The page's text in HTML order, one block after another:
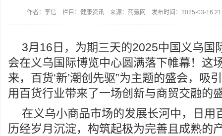
作者：李信 栏目：健康资讯 来源：药氪网 发布时间：2025-03-16
3月16日，为期三天的2025中国义乌国
会在义乌国际博览中心圆满落下帷幕！这
来，百货‘新’潮创先驱”为主题的盛会，吸
用百货行业带来了一场创新与商贸交融的
在义乌小商品市场的发展长河中，日用
历经岁月沉淀，构筑起极为完善且成熟的